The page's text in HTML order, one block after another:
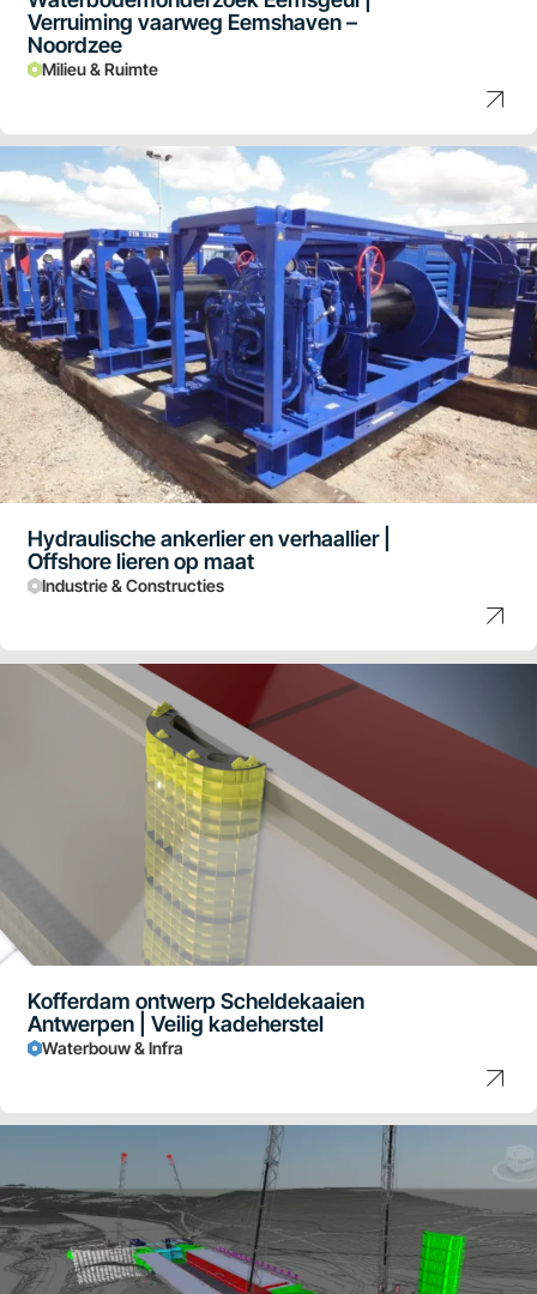
Verruiming vaarweg Eemshaven –
Noordzee
Milieu & Ruimte
Hydraulische ankerlier en verhaallier |
Offshore lieren op maat
Industrie & Constructies
Kofferdam ontwerp Scheldekaaien
Antwerpen | Veilig kadeherstel
Waterbouw & Infra